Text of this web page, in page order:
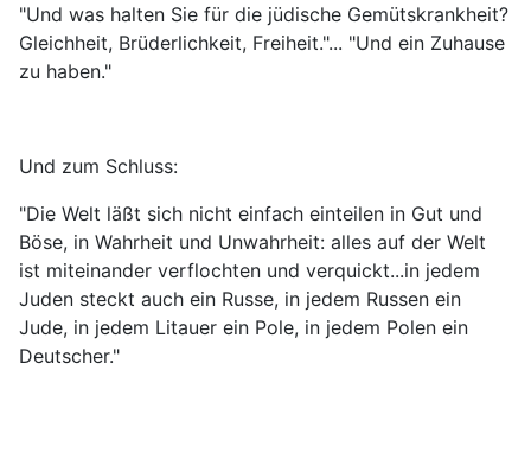
"Und was halten Sie für die jüdische Gemütskrankheit?
Gleichheit, Brüderlichkeit, Freiheit."... "Und ein Zuhause
zu haben."
Und zum Schluss:
"Die Welt läßt sich nicht einfach einteilen in Gut und
Böse, in Wahrheit und Unwahrheit: alles auf der Welt
ist miteinander verflochten und verquickt...in jedem
Juden steckt auch ein Russe, in jedem Russen ein
Jude, in jedem Litauer ein Pole, in jedem Polen ein
Deutscher."